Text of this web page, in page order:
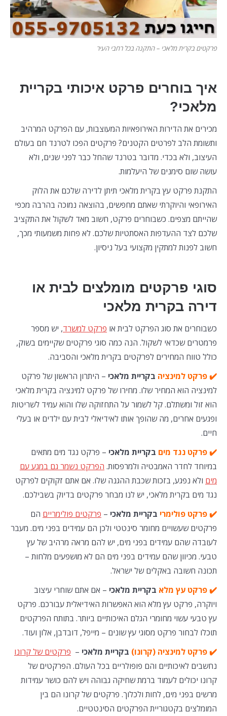
פרקטים בקרית מלאכי – התקנה בכל רחבי העיר
איך בוחרים פרקט איכותי בקריית
מלאכי?
מכירים את הדירות האירופאיות המעוצבות, עם הפרקט המרהיב
ותשומת הלב לפרטים הקטנים? פרקטים הפכו לטרנד חם בעולם
העיצוב, ולא בכדי. מדובר בטרנד שהחל כבר לפני שנים, ולא
עושה שום סימנים של היעלמות.
התקנת פרקט עץ בקרית מלאכי תיתן לדירה שלכם את הלוק
האירופאי והיוקרתי שאתם מחפשים, בהוצאה נמוכה בהרבה מכפי
שהייתם מצפים. כשבוחרים פרקט, חשוב מאד לשקול את התקציב
שלכם לצד ההעדפות האסתטיות שלכם. לא פחות משמעותי מכך,
חשוב לפנות למתקין מקצועי בעל ניסיון.
סוגי פרקטים מומלצים לבית או
דירה בקרית מלאכי
כשבוחרים את סוג הפרקט לבית או פרקט למשרד, יש מספר
פרמטרים שכדאי לשקול. הנה כמה סוגי פרקטים שקיימים בשוק,
כולל טווח המחירים לפרקטים בקרית מלאכי והסביבה.
✔️ פרקט למינציה בקריית מלאכי – היתרון הראשון של פרקט
למינציה הוא המחיר שלו. מחירו של פרקט למינציה בקרית מלאכי
הוא זול ומשתלם. קל לשמור על התחזוקה שלו והוא עמיד לשריטות
ופגעים אחרים, מה שהופך אותו לאידיאלי לבית עם ילדים או בעלי
חיים.
✔️ פרקט נגד מים בקריית מלאכי – פרקט נגד מים מתאים
במיוחד לחדר האמבטיה ולמרפסות. הפרקט נשמר גם במגע עם
מים ולא נפגע, בזכות שכבת ההגנה שלו. אם אתם זקוקים לפרקט
נגד מים בקרית מלאכי, יש לנו מבחר פרקטים בדיוק בשבילכם.
✔️ פרקט פולימרי בקריית מלאכי – פרקטים פולימריים הם
פרקטים שעשויים מחומר סינטטי ולכן הם עמידים בפני מים. מעבר
לעובדה שהם עמידים בפני מים, יש להם מראה מרהיב של עץ
טבעי. מכיוון שהם עמידים בפני מים הם לא מושפעים מלחות –
תכונה חשובה באקלים של ישראל.
✔️ פרקט עץ מלא בקריית מלאכי – אם אתם שוחרי עיצוב
ויוקרה, פרקט עץ מלא הוא האפשרות האידיאלית עבורכם. פרקט
עץ טבעי עשוי מחומרי הגלם האיכותיים ביותר. בתותח הפרקטים
תוכלו לבחור פרקט מסוגי עץ שונים – מייפל, דובדבן, אלון ועוד.
✔️ פרקט למינציה (קרונו) בקריית מלאכי – פרקטים של קרונו
נחשבים לאיכותיים והם פופולריים בכל העולם. הפרקטים של
קרונו יכולים לעמוד ברמת שחיקה גבוהה ויש להם כושר עמידות
מרשים בפני מים, לחות ולכלוך. פרקטים של קרונו הם בין
המומלצים בקטגוריית הפרקטים הסינטטיים.